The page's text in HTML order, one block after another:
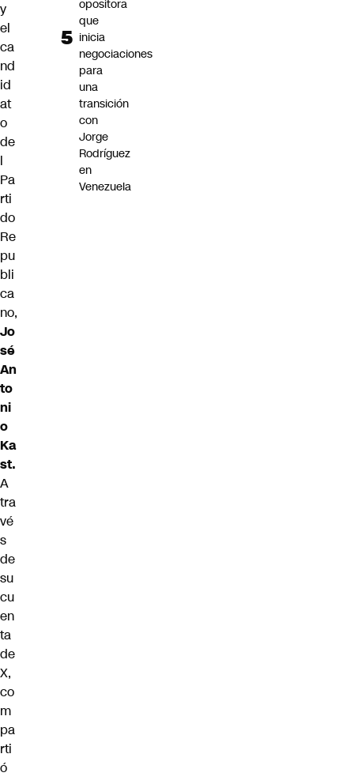
y
el
ca
nd
id
at
o
de
l
Pa
rti
do
Re
pu
bli
ca
no,
Jo
sé
An
to
ni
o
Ka
st.
A
tra
vé
s
de
su
cu
en
ta
de
X,
co
m
pa
rti
ó
opositora
que
inicia
negociaciones
para
una
transición
con
Jorge
Rodríguez
en
Venezuela